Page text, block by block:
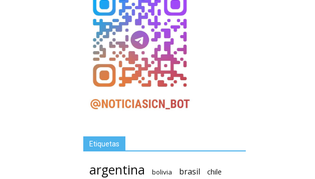
Etiquetas
argentina bolivia brasil
chile